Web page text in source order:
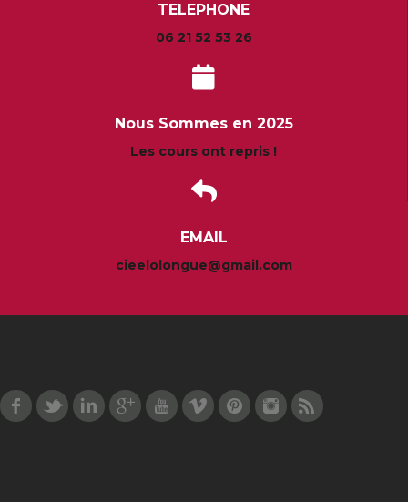
TELEPHONE
06 21 52 53 26
Nous Sommes en 2025
Les cours ont repris !
EMAIL
cieelolongue@gmail.com
FacebookTwitterLinkedInGoogle Plus
YoutubeVimeoPinterestInstagram